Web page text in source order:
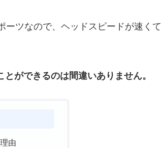
ーツなので、ヘッドスピードが速くて
ができるのは間違いありません。
由